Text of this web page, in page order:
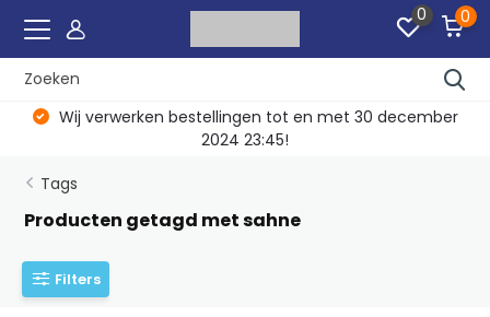
0 0
Wij verwerken bestellingen tot en met 30 december
2024 23:45!
Tags
Producten getagd met sahne
Filters